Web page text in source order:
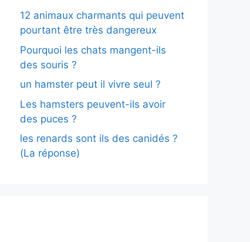
12 animaux charmants qui peuvent
pourtant être très dangereux
Pourquoi les chats mangent-ils
des souris ?
un hamster peut il vivre seul ?
Les hamsters peuvent-ils avoir
des puces ?
les renards sont ils des canidés ?
(La réponse)